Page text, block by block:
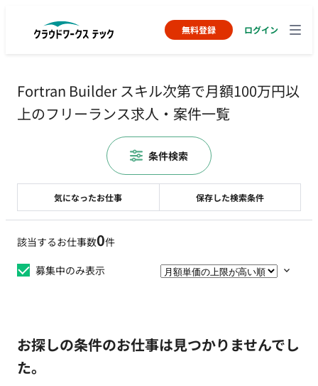
無料登録 ログイン
Fortran Builder スキル次第で月額100万円以
上のフリーランス求人・案件一覧
該当するお仕事数0件
募集中のみ表示
お探しの条件のお仕事は見つかりませんでし
た。
気になったお仕事 保存した検索条件
条件検索